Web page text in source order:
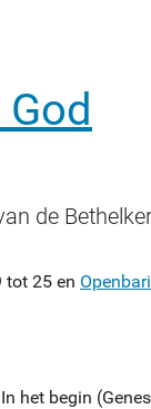
de
tot 25 en
het begin